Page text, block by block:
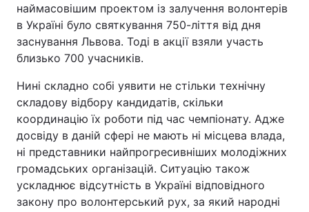
наймасовішим проектом із залучення волонтерів
в Україні було святкування 750-ліття від дня
заснування Львова. Тоді в акції взяли участь
близько 700 учасників.
Нині складно собі уявити не стільки технічну
складову відбору кандидатів, скільки
координацію їх роботи під час чемпіонату. Адже
досвіду в даній сфері не мають ні місцева влада,
ні представники найпрогресивніших молодіжних
громадських організацій. Ситуацію також
ускладнює відсутність в Україні відповідного
закону про волонтерський рух, за який народні